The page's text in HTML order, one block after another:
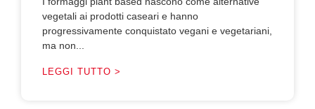
vegetali ai prodotti caseari e hanno
progressivamente conquistato vegani e vegetariani,
ma non...
LEGGI TUTTO >